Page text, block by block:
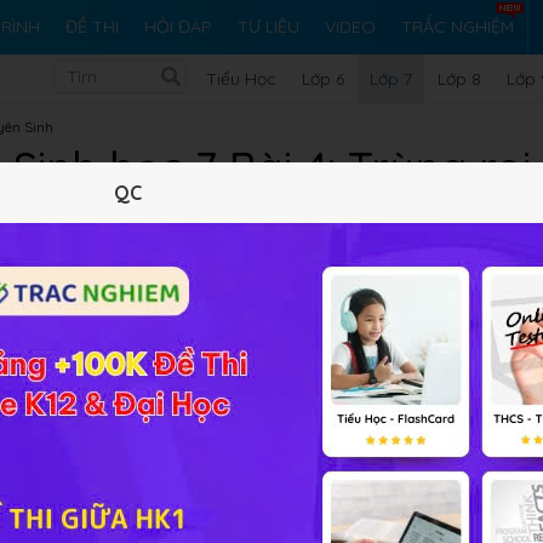
ĐỀ THI HỎI ĐÁP TƯ LIỆU VIDEO TRẮC NGHIỆM
Tiểu Học Lớp 6 Lớp 7 Lớp 8 Lớp
Sinh
Sinh học 7 Bài 4: Trùng roi
của ngành động vật nguyên sinh làtrùng roi
, biết
sinh sảnvàsinh lícủa trùng roi.
QC